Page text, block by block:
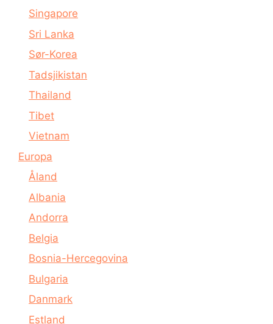
Singapore
Sri Lanka
Sør-Korea
Tadsjikistan
Thailand
Tibet
Vietnam
Europa
Åland
Albania
Andorra
Belgia
Bosnia-Hercegovina
Bulgaria
Danmark
Estland